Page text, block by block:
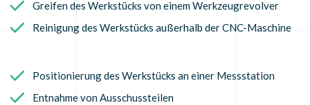
Greifen des Werkstücks von einem Werkzeugrevolver
Reinigung des Werkstücks außerhalb der CNC-Maschine
Positionierung des Werkstücks an einer Messstation
Entnahme von Ausschussteilen